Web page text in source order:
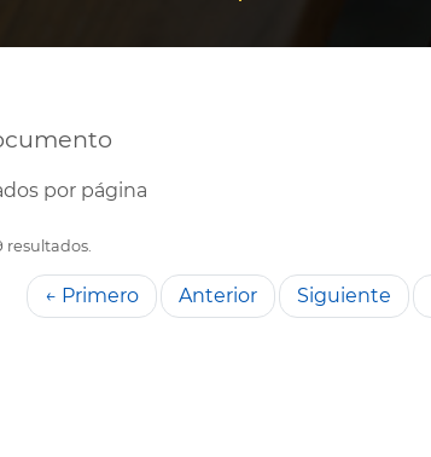
por página
resultados.
← Primero Anterior Siguiente